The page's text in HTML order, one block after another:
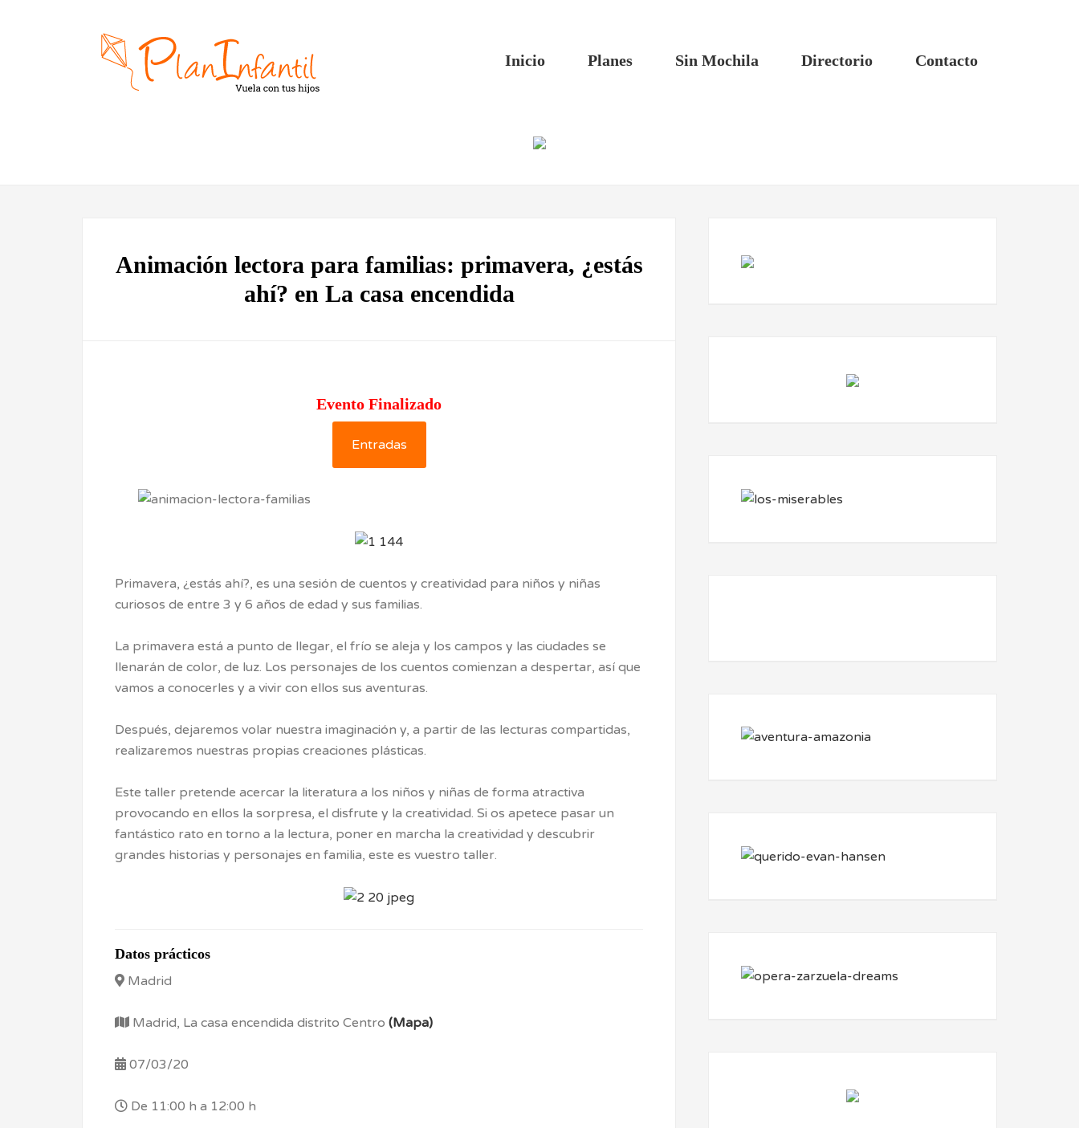
Inicio Planes Sin Mochila Directorio Contacto
Animación lectora para familias: primavera, ¿estás
ahí? en La casa encendida
Evento Finalizado
Entradas
Primavera, ¿estás ahí?, es una sesión de cuentos y creatividad para niños y niñas
curiosos de entre 3 y 6 años de edad y sus familias.
La primavera está a punto de llegar, el frío se aleja y los campos y las ciudades se
llenarán de color, de luz. Los personajes de los cuentos comienzan a despertar, así que
vamos a conocerles y a vivir con ellos sus aventuras.
Después, dejaremos volar nuestra imaginación y, a partir de las lecturas compartidas,
realizaremos nuestras propias creaciones plásticas.
Este taller pretende acercar la literatura a los niños y niñas de forma atractiva
provocando en ellos la sorpresa, el disfrute y la creatividad. Si os apetece pasar un
fantástico rato en torno a la lectura, poner en marcha la creatividad y descubrir
grandes historias y personajes en familia, este es vuestro taller.
Datos prácticos
Madrid
Madrid, La casa encendida distrito Centro (Mapa)
07/03/20
De 11:00 h a 12:00 h